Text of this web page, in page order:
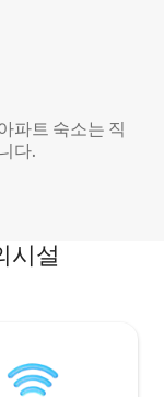
파트 숙소는 직
다.
시설